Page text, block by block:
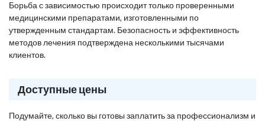
Борьба с зависимостью происходит только проверенными
медицинскими препаратами, изготовленными по
утвержденным стандартам. Безопасность и эффективность
методов лечения подтверждена несколькими тысячами
клиентов.
Доступные цены
Подумайте, сколько вы готовы заплатить за профессионализм и